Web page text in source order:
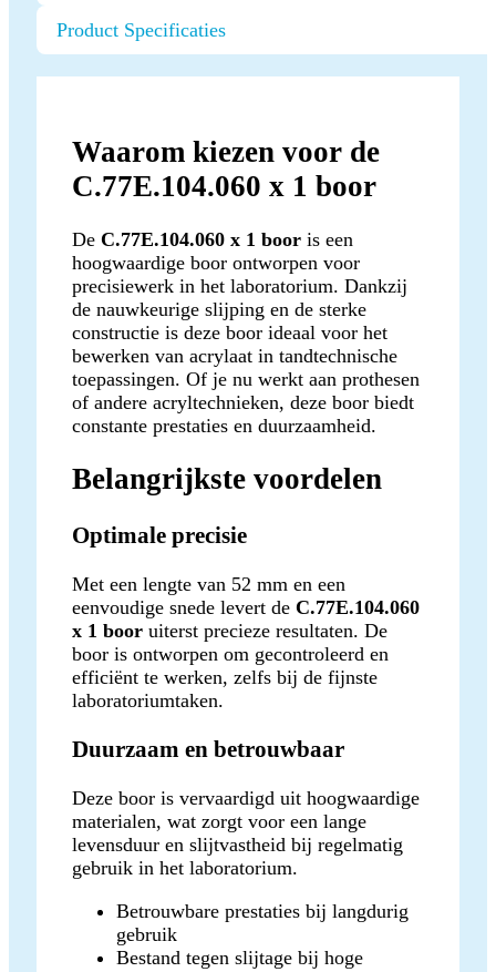
Product Specificaties
Waarom kiezen voor de
C.77E.104.060 x 1 boor
De C.77E.104.060 x 1 boor is een
hoogwaardige boor ontworpen voor
precisiewerk in het laboratorium. Dankzij
de nauwkeurige slijping en de sterke
constructie is deze boor ideaal voor het
bewerken van acrylaat in tandtechnische
toepassingen. Of je nu werkt aan prothesen
of andere acryltechnieken, deze boor biedt
constante prestaties en duurzaamheid.
Belangrijkste voordelen
Optimale precisie
Met een lengte van 52 mm en een
eenvoudige snede levert de C.77E.104.060
x 1 boor uiterst precieze resultaten. De
boor is ontworpen om gecontroleerd en
efficiënt te werken, zelfs bij de fijnste
laboratoriumtaken.
Duurzaam en betrouwbaar
Deze boor is vervaardigd uit hoogwaardige
materialen, wat zorgt voor een lange
levensduur en slijtvastheid bij regelmatig
gebruik in het laboratorium.
Betrouwbare prestaties bij langdurig
gebruik
Bestand tegen slijtage bij hoge